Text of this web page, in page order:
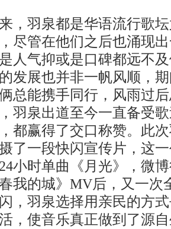
羽泉都是华语流行歌坛
尽管在他们之后也涌现
人气抑或是口碑都远不
发展也并非一帆风顺，
总能携手同行，风雨过
羽泉出道至今一直备受
都赢得了交口称赞。此
了一段快闪宣传片，这
小时单曲《月光》，微
我的城》MV后，又一次
，羽泉选择用亲民的方
，使音乐真正做到了源